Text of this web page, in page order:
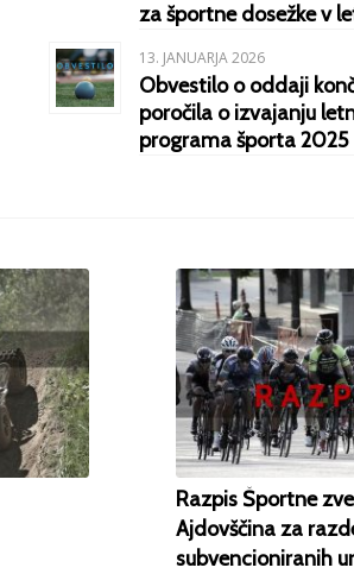
za športne dosežke v
13. JANUARJA 2026
Obvestilo o oddaji
poročila o izvajanju
programa športa 2025
Razpis Športne
Ajdovščina za
subvencioniranih